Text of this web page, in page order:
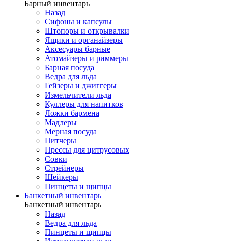
Барный инвентарь
Назад
Сифоны и капсулы
Штопоры и открывалки
Ящики и органайзеры
Аксесуары барные
Атомайзеры и риммеры
Барная посуда
Ведра для льда
Гейзеры и джиггеры
Измельчители льда
Куллеры для напитков
Ложки бармена
Мадлеры
Мерная посуда
Питчеры
Прессы для цитрусовых
Совки
Стрейнеры
Шейкеры
Пинцеты и щипцы
Банкетный инвентарь
Банкетный инвентарь
Назад
Ведра для льда
Пинцеты и щипцы